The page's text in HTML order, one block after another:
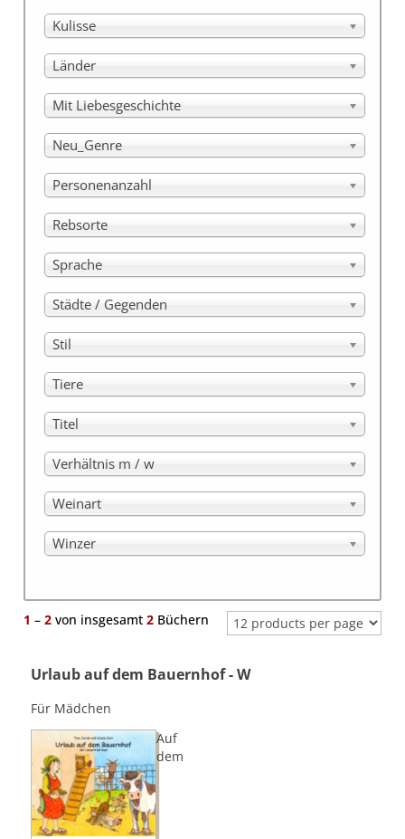
Kulisse
Länder
Mit Liebesgeschichte
Neu_Genre
Personenanzahl
Rebsorte
Sprache
Städte / Gegenden
Stil
Tiere
Titel
Verhältnis m / w
Weinart
Winzer
1 –2 von insgesamt2 Büchern
Urlaub auf dem Bauernhof - W
Für Mädchen
Auf
dem